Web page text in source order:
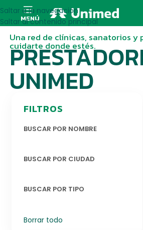
Saltar a la navegación
Saltar al contenido principal
MENÚ
Una red de clínicas, sanatorios y
cuidarte donde estés.
UNIMED
FILTROS
BUSCAR POR NOMBRE
BUSCAR POR CIUDAD
BUSCAR POR TIPO
Borrar todo